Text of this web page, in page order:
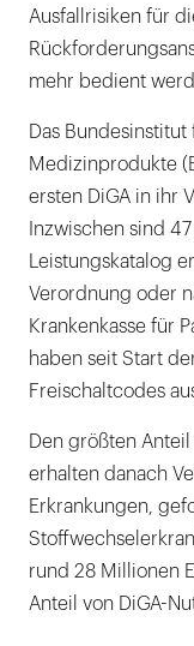
Ausfallrisiken für
mehr bedient
Das
Medizinprodukte
ersten DiGA in ihr
Inzwischen sind
Leistungskatalog
Verordnung oder
Krankenkasse für
haben seit Start
Freischaltcodes
Den größten
erhalten danach
Erkrankungen,
rund 28 Millionen
Anteil von DiGA-